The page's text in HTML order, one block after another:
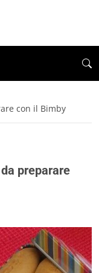
con il Bimby
preparare